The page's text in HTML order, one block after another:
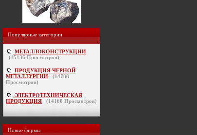
Популярные категории
МЕТАЛЛОКОНСТРУКЦИИ
(15136 Просмотров)
ПРОДУКЦИЯ ЧЕРНОЙ
МЕТАЛЛУРГИИ
(14788
Просмотров)
ЭЛЕКТРОТЕХНИЧЕСКАЯ
ПРОДУКЦИЯ
(14160 Просмотров)
Новые фирмы